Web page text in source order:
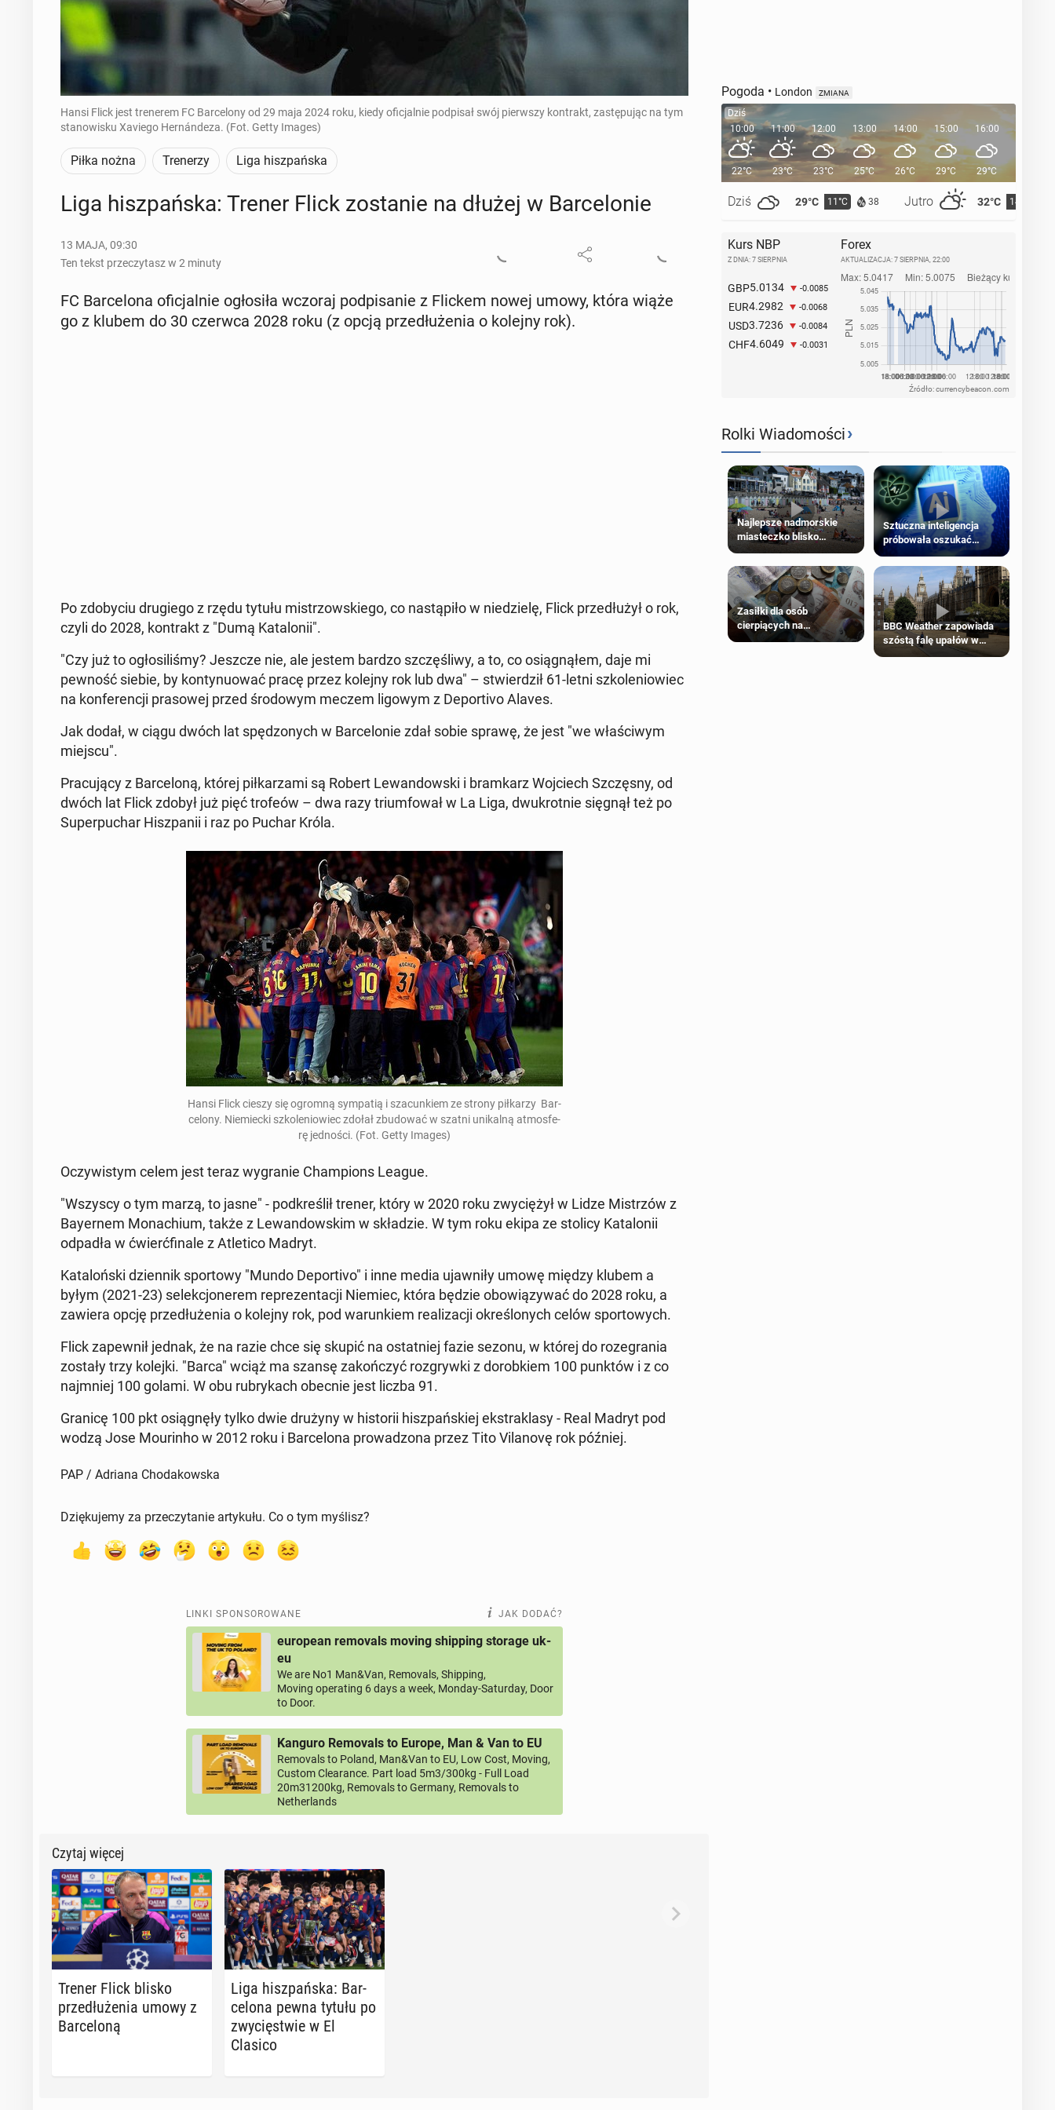
Hansi Flick jest trenerem FC Barcelony od 29 maja 2024 roku, kiedy oficjalnie podpisał swój pierwszy kontrakt, zastępując na tym
stanowisku Xaviego Hernándeza. (Fot. Getty Images)
Piłka nożna Trenerzy Liga hiszpańska
Liga hisz­pań­ska: Trener Flick zo­sta­nie na dłużej w Bar­ce­lo­nie
13 MAJA, 09:30
Ten tekst przeczytasz w 2 minuty
FC Bar­ce­lo­na ofi­cjal­nie ogło­si­ła wczoraj pod­pi­sa­nie z Flickem nowej umowy, która wiąże
go z klubem do 30 czerwca 2028 roku (z opcją prze­dłu­że­nia o kolejny rok).
Po zdo­by­ciu dru­gie­go z rzędu tytułu mi­strzow­skie­go, co na­stą­pi­ło w nie­dzie­lę, Flick prze­dłu­żył o rok,
czyli do 2028, kon­trakt z "Dumą Ka­ta­lo­nii".
"Czy już to ogło­si­li­śmy? Jeszcze nie, ale jestem bardzo szczę­śli­wy, a to, co osią­gną­łem, daje mi
pewność siebie, by kon­ty­nu­ować pracę przez kolejny rok lub dwa" – stwier­dził 61-letni szko­le­nio­wiec
na kon­fe­ren­cji pra­so­wej przed śro­do­wym meczem ligowym z De­por­ti­vo Alaves.
Jak dodał, w ciągu dwóch lat spę­dzo­nych w Bar­ce­lo­nie zdał sobie sprawę, że jest "we wła­ści­wym
miejscu".
Pra­cu­ją­cy z Bar­ce­lo­ną, której pił­ka­rza­mi są Robert Le­wan­dow­ski i bram­karz Woj­ciech Szczę­sny, od
dwóch lat Flick zdobył już pięć trofeów – dwa razy trium­fo­wał w La Liga, dwu­krot­nie sięgnął też po
Su­per­pu­char Hisz­pa­nii i raz po Puchar Króla.
Hansi Flick cieszy się ogromną sym­pa­tią i sza­cun­kiem ze strony pił­ka­rzy Bar­
ce­lo­ny. Nie­miec­ki szko­le­nio­wiec zdołał zbu­do­wać w szatni uni­kal­ną at­mos­fe­
rę jed­no­ści. (Fot. Getty Images)
Oczy­wi­stym celem jest teraz wy­gra­nie Cham­pions League.
"Wszyscy o tym marzą, to jasne" - pod­kre­ślił trener, który w 2020 roku zwy­cię­żył w Lidze Mi­strzów z
Bay­er­nem Mo­na­chium, także z Le­wan­dow­skim w skła­dzie. W tym roku ekipa ze stolicy Ka­ta­lo­nii
odpadła w ćwierć­fi­na­le z Atle­ti­co Madryt.
Ka­ta­loń­ski dzien­nik spor­to­wy "Mundo De­por­ti­vo" i inne media ujaw­ni­ły umowę między klubem a
byłym (2021-23) se­lek­cjo­ne­rem re­pre­zen­ta­cji Niemiec, która będzie obo­wią­zy­wać do 2028 roku, a
zawiera opcję prze­dłu­że­nia o kolejny rok, pod wa­run­kiem re­ali­za­cji okre­ślo­nych celów spor­to­wych.
Flick za­pew­nił jednak, że na razie chce się skupić na ostat­niej fazie sezonu, w której do ro­ze­gra­nia
zostały trzy kolejki. "Barca" wciąż ma szansę za­koń­czyć roz­gryw­ki z do­rob­kiem 100 punktów i z co
naj­mniej 100 golami. W obu ru­bry­kach obecnie jest liczba 91.
Granicę 100 pkt osią­gnę­ły tylko dwie drużyny w hi­sto­rii hisz­pań­skiej eks­tra­kla­sy - Real Madryt pod
wodzą Jose Mo­urin­ho w 2012 roku i Bar­ce­lo­na pro­wa­dzo­na przez Tito Vi­la­no­vę rok później.
PAP / Adriana Chodakowska
Dziękujemy za przeczytanie artykułu. Co o tym myślisz?
LINKI SPONSOROWANE JAK DODAĆ?
european removals moving shipping storage uk-
eu
We are No1 Man&Van, Removals, Shipping,
Moving operating 6 days a week, Monday-Saturday, Door
to Door.
Kanguro Removals to Europe, Man & Van to EU
Removals to Poland, Man&Van to EU, Low Cost, Moving,
Custom Clearance. Part load 5m3/300kg - Full Load
20m31200kg, Removals to Germany, Removals to
Netherlands
Czytaj więcej
Trener Flick blisko
prze­dłu­że­nia umowy z
Bar­ce­lo­ną
Liga hisz­pań­ska: Bar­
ce­lo­na pewna tytułu po
zwy­cię­stwie w El
Clasico
Pogoda • London ZMIANA
Dziś
10:00
22°C
Dziś 29°C 11°C 38 Jutro 32°C 14°C
11:00
23°C
12:00
23°C
13:00
25°C
14:00
26°C
15:00
29°C
16:00
29°C
17:00
Kurs NBP
Z DNIA: 7 SIERPNIA
GBP5.0134 -0.0085
EUR4.2982 -0.0068
USD3.7236 -0.0084
CHF4.6049 -0.0031
Forex
AKTUALIZACJA: 7 SIERPNIA, 22:00
Źródło: currencybeacon.com
Rolki Wiadomości›
Najlepsze nadmorskie
miasteczko blisko
Londynu
Sztuczna inteligencja
próbowała oszukać
człowieka
Zasiłki dla osób
cierpiących na
schorzenia psychiczne
BBC Weather zapowiada
szóstą falę upałów w
Londynie